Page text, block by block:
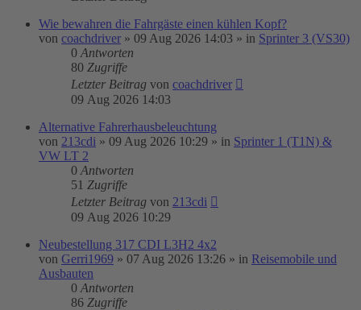
Wie bewahren die Fahrgäste einen kühlen Kopf?
von coachdriver » 09 Aug 2026 14:03 » in Sprinter 3 (VS30)
0 Antworten
80 Zugriffe
Letzter Beitrag von coachdriver
09 Aug 2026 14:03
Alternative Fahrerhausbeleuchtung
von 213cdi » 09 Aug 2026 10:29 » in Sprinter 1 (T1N) &
VW LT 2
0 Antworten
51 Zugriffe
Letzter Beitrag von 213cdi
09 Aug 2026 10:29
Neubestellung 317 CDI L3H2 4x2
von Gerri1969 » 07 Aug 2026 13:26 » in Reisemobile und
Ausbauten
0 Antworten
86 Zugriffe